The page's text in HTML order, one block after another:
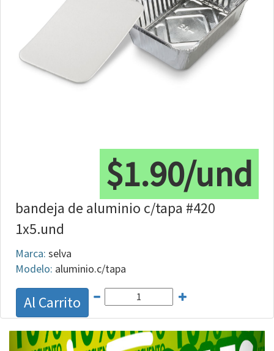
$1.90/und
bandeja de aluminio c/tapa #420
1x5.und
Marca: selva
Modelo: aluminio.c/tapa
Al Carrito